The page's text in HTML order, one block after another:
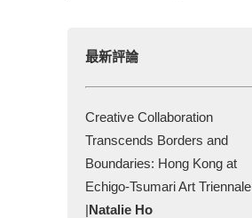
最新評論
Creative Collaboration
Transcends Borders and
Boundaries: Hong Kong at
Echigo-Tsumari Art Triennale
|Natalie Ho